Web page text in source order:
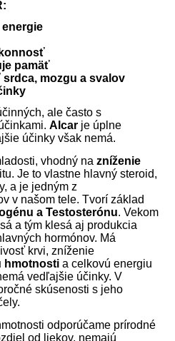
pamäť
mozgu a svalov
ale často s
Alcar je úplne
účinky však nemá.
vhodný na zníženie
Je to vlastne hlavný steroid,
a je jedným z
v našom tele. Tvorí základ
a Testosterónu. Vekom
a tým klesá aj produkcia
hormónov. Má
krvi, zníženie
hmotnosti a celkovú energiu
vedľajšie účinky. V
skúsenosti s jeho
odporúčame prírodné
od liekov, nemajú